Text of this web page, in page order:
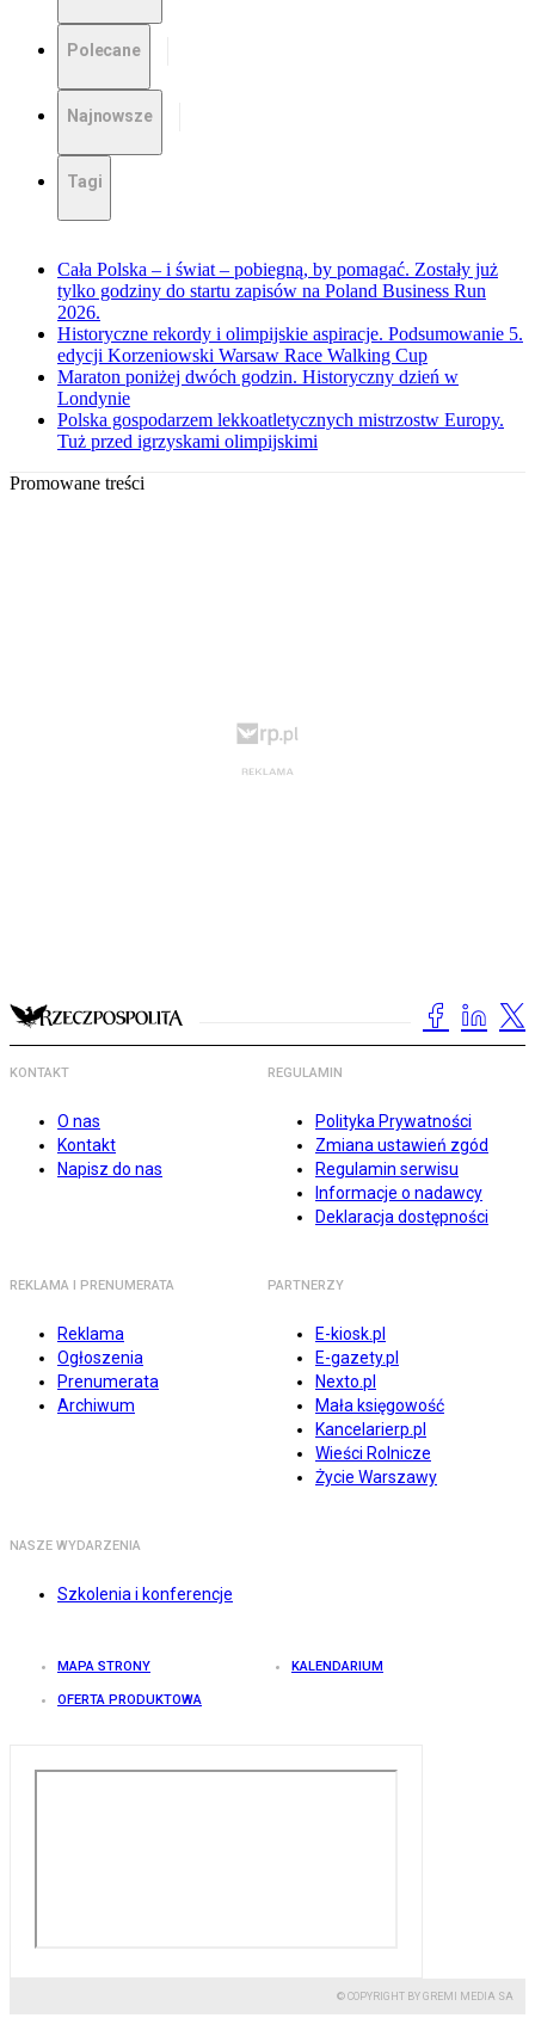
Polecane
Najnowsze
Tagi
Cała Polska – i świat – pobiegną, by pomagać. Zostały już
tylko godziny do startu zapisów na Poland Business Run
2026.
Historyczne rekordy i olimpijskie aspiracje. Podsumowanie 5.
edycji Korzeniowski Warsaw Race Walking Cup
Maraton poniżej dwóch godzin. Historyczny dzień w
Londynie
Polska gospodarzem lekkoatletycznych mistrzostw Europy.
Tuż przed igrzyskami olimpijskimi
Promowane treści
KONTAKT
O nas
Kontakt
Napisz do nas
REGULAMIN
Polityka Prywatności
Zmiana ustawień zgód
Regulamin serwisu
Informacje o nadawcy
Deklaracja dostępności
REKLAMA I PRENUMERATA
Reklama
Ogłoszenia
Prenumerata
Archiwum
PARTNERZY
E-kiosk.pl
E-gazety.pl
Nexto.pl
Mała księgowość
Kancelarierp.pl
Wieści Rolnicze
Życie Warszawy
NASZE WYDARZENIA
Szkolenia i konferencje
MAPA STRONY KALENDARIUM
OFERTA PRODUKTOWA
© COPYRIGHT BY GREMI MEDIA SA